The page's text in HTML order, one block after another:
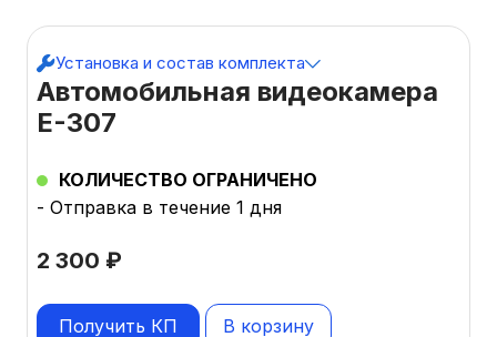
Автомобильная видеокамера
E-307
2 300 ₽
КОЛИЧЕСТВО ОГРАНИЧЕНО
- Отправка в течение 1 дня
Установка и состав комплекта
В корзину
Получить КП